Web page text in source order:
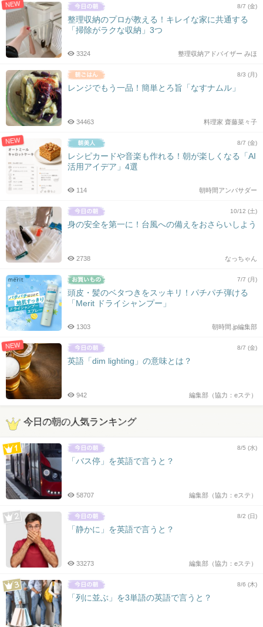
NEW 8/7 (金)
整理収納のプロが教える！キレイな家に共通する
「掃除がラクな収納」3つ
整理収納アドバイザー みほ
3324
8/3 (月)
レンジでもう一品！簡単とろ旨「なすナムル」
料理家 齋藤菜々子
34463
NEW 8/7 (金)
レシピカードや音楽も作れる！朝が楽しくなる「AI
活用アイデア」4選
朝時間アンバサダー
114
10/12 (土)
身の安全を第一に！台風への備えをおさらいしよう
なっちゃん
2738
7/7 (月)
頭皮・髪のベタつきをスッキリ！パチパチ弾ける
「Merit ドライシャンプー」
朝時間.jp編集部
1303
NEW 8/7 (金)
英語「dim lighting」の意味とは？
編集部（協力：eステ）
942
今日の朝の人気ランキング
8/5 (水)
「バス停」を英語で言うと？
編集部（協力：eステ）
58707
8/2 (日)
「静かに」を英語で言うと？
編集部（協力：eステ）
33273
8/6 (木)
「列に並ぶ」を3単語の英語で言うと？